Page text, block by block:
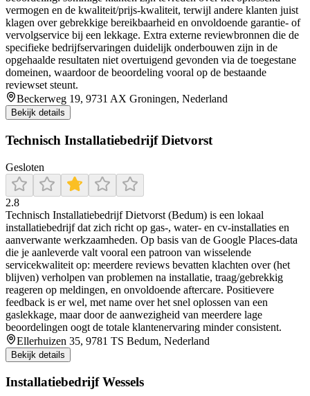
vermogen en de kwaliteit/prijs-kwaliteit, terwijl andere klanten juist
klagen over gebrekkige bereikbaarheid en onvoldoende garantie- of
vervolgservice bij een lekkage. Extra externe reviewbronnen die de
specifieke bedrijfservaringen duidelijk onderbouwen zijn in de
opgehaalde resultaten niet overtuigend gevonden via de toegestane
domeinen, waardoor de beoordeling vooral op de bestaande
reviewset steunt.
Beckerweg 19, 9731 AX Groningen, Nederland
Bekijk details
Technisch Installatiebedrijf Dietvorst
Gesloten
2.8
Technisch Installatiebedrijf Dietvorst (Bedum) is een lokaal
installatiebedrijf dat zich richt op gas-, water- en cv-installaties en
aanverwante werkzaamheden. Op basis van de Google Places-data
die je aanleverde valt vooral een patroon van wisselende
servicekwaliteit op: meerdere reviews bevatten klachten over (het
blijven) verholpen van problemen na installatie, traag/gebrekkig
reageren op meldingen, en onvoldoende aftercare. Positievere
feedback is er wel, met name over het snel oplossen van een
gaslekkage, maar door de aanwezigheid van meerdere lage
beoordelingen oogt de totale klantenervaring minder consistent.
Ellerhuizen 35, 9781 TS Bedum, Nederland
Bekijk details
Installatiebedrijf Wessels